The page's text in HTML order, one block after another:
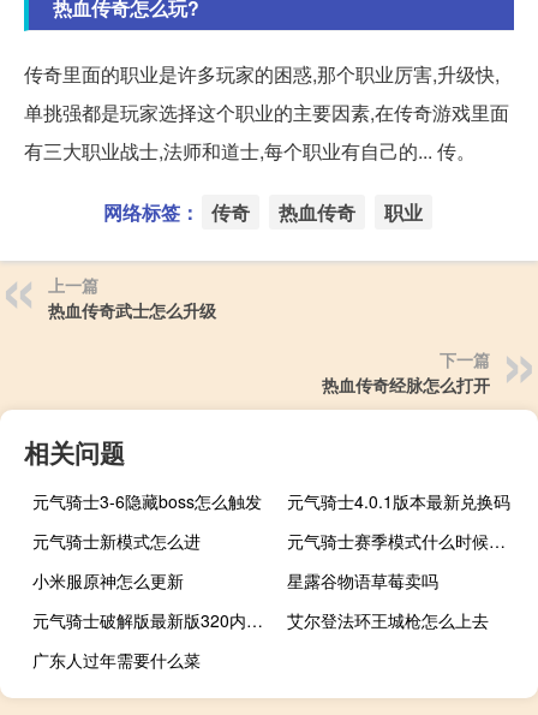
热血传奇怎么玩?
传奇里面的职业是许多玩家的困惑,那个职业厉害,升级快,
单挑强都是玩家选择这个职业的主要因素,在传奇游戏里面
有三大职业战士,法师和道士,每个职业有自己的... 传。
网络标签： 传奇 热血传奇 职业
上一篇
热血传奇武士怎么升级
下一篇
热血传奇经脉怎么打开
相关问题
元气骑士3-6隐藏boss怎么触发
元气骑士4.0.1版本最新兑换码
元气骑士新模式怎么进
元气骑士赛季模式什么时候结束
小米服原神怎么更新
星露谷物语草莓卖吗
元气骑士破解版最新版320内购版
艾尔登法环王城枪怎么上去
广东人过年需要什么菜